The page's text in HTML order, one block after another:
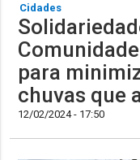
Cidades
para
chuvas que
12/02/2024 - 17:50